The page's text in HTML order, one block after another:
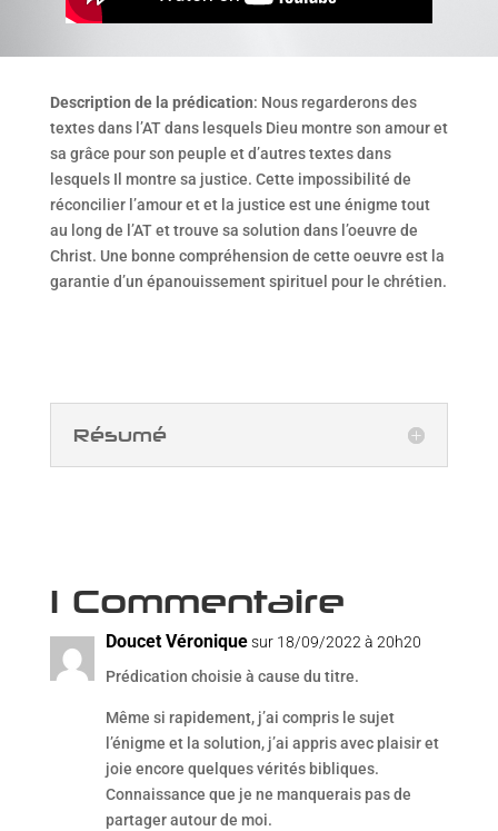
Description de la prédication: Nous regarderons des
textes dans l’AT dans lesquels Dieu montre son amour et
sa grâce pour son peuple et d’autres textes dans
lesquels Il montre sa justice. Cette impossibilité de
réconcilier l’amour et et la justice est une énigme tout
au long de l’AT et trouve sa solution dans l’oeuvre de
Christ. Une bonne compréhension de cette oeuvre est la
garantie d’un épanouissement spirituel pour le chrétien.
Résumé
1 Commentaire
Doucet Véronique sur 18/09/2022 à 20h20
Prédication choisie à cause du titre.
Même si rapidement, j’ai compris le sujet
l’énigme et la solution, j’ai appris avec plaisir et
joie encore quelques vérités bibliques.
Connaissance que je ne manquerais pas de
partager autour de moi.